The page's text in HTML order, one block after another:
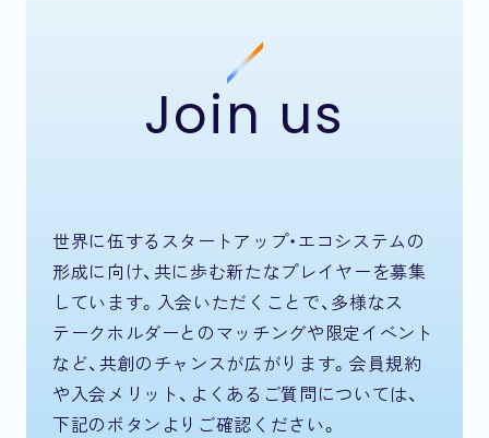
Join us
世界に伍するスタートアップ・エコシステムの
形成に向け、共に歩む新たなプレイヤーを募集
しています。入会いただくことで、多様なス
テークホルダーとのマッチングや限定イベント
など、共創のチャンスが広がります。会員規約
や入会メリット、よくあるご質問については、
下記のボタンよりご確認ください。